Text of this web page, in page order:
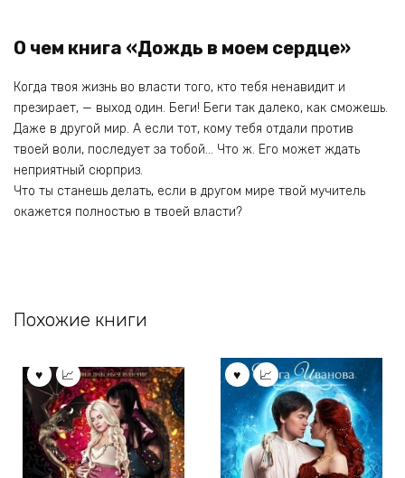
О чем книга «Дождь в моем сердце»
Когда твоя жизнь во власти того, кто тебя ненавидит и
презирает, — выход один. Беги! Беги так далеко, как сможешь.
Даже в другой мир. А если тот, кому тебя отдали против
твоей воли, последует за тобой… Что ж. Его может ждать
неприятный сюрприз.
Что ты станешь делать, если в другом мире твой мучитель
окажется полностью в твоей власти?
Похожие книги